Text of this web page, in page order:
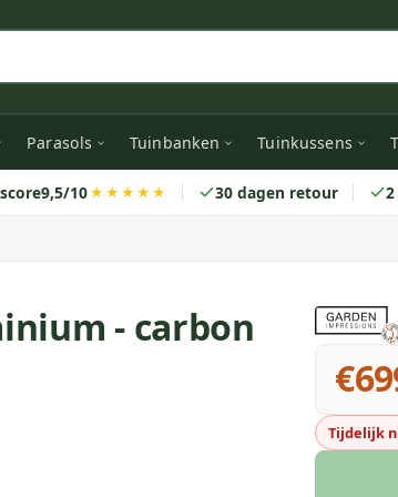
Parasols Tuinbanken Tuinkussens
9,5/10★★★★★ 30 dagen retour
- carbon
Tijdelijk